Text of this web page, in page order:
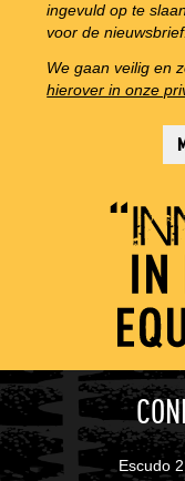
ingevuld op te
voor de nieuwsbrief.
We gaan veilig en
hierover in onze
Escudo